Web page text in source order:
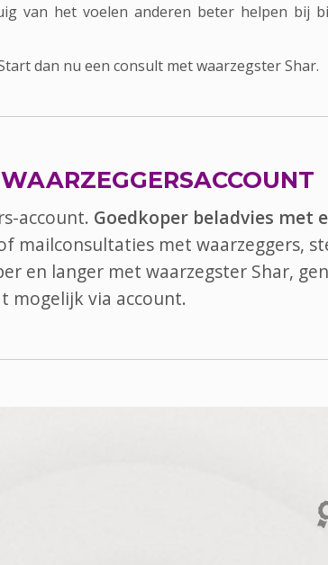
van het voelen anderen beter helpen bij
dan nu een consult met waarzegster Shar.
account. Goedkoper beladvies met
mailconsultaties met waarzeggers,
en langer met waarzegster Shar,
mogelijk via account.